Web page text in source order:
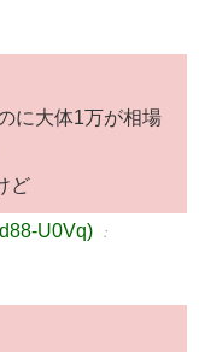
に大体1万が相場
ど
U0Vq) ：